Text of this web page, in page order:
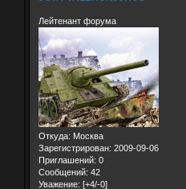
Лейтенант форума
Откуда: Москва
Зарегистрирован: 2009-09-06
Приглашений: 0
Сообщений: 42
Уважение: [+4/-0]